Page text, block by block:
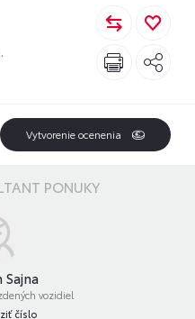
Vytvorenie ocenenia
PONUKY
Sajna
vozidiel
číslo